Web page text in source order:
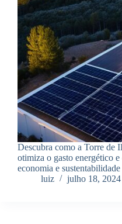
Descubra como a Torre de
otimiza o gasto energético
economia e
luiz
julho 18, 2024